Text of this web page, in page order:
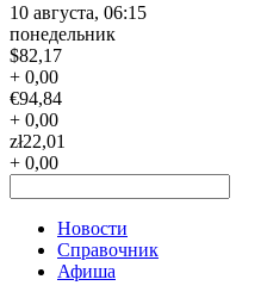
10 августа, 06:15
понедельник
$82,17
+ 0,00
€94,84
+ 0,00
zł22,01
+ 0,00
Новости
Справочник
Афиша